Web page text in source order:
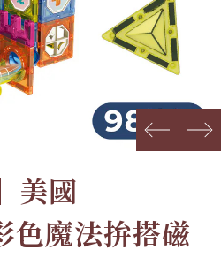
prev next
美國
魔法拚搭磁